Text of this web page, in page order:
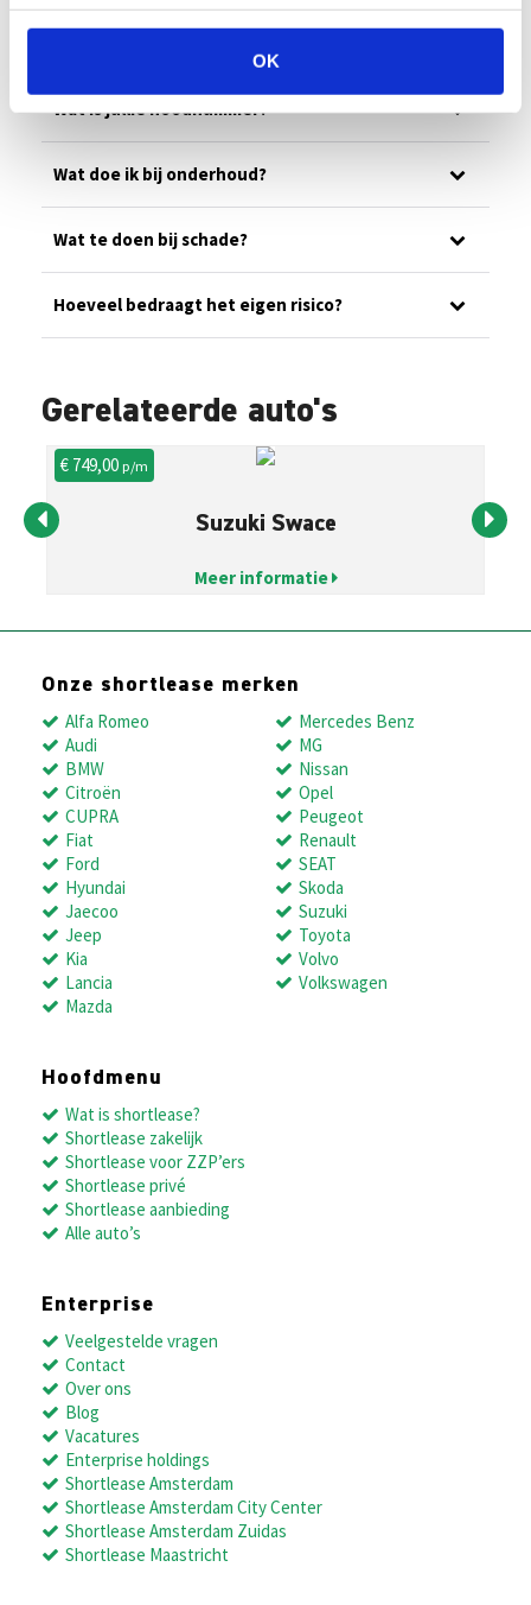
OK
Wat is jullie noodnummer?
Wat doe ik bij onderhoud?
Wat te doen bij schade?
Hoeveel bedraagt het eigen risico?
Gerelateerde auto's
€ 749,00p/m
Suzuki Swace
Meer informatie
Onze shortlease merken
Alfa Romeo
Audi
BMW
Citroën
CUPRA
Fiat
Ford
Hyundai
Jaecoo
Jeep
Kia
Lancia
Mazda
Mercedes Benz
MG
Nissan
Opel
Peugeot
Renault
SEAT
Skoda
Suzuki
Toyota
Volvo
Volkswagen
Hoofdmenu
Wat is shortlease?
Shortlease zakelijk
Shortlease voor ZZP’ers
Shortlease privé
Shortlease aanbieding
Alle auto’s
Enterprise
Veelgestelde vragen
Contact
Over ons
Blog
Vacatures
Enterprise holdings
Shortlease Amsterdam
Shortlease Amsterdam City Center
Shortlease Amsterdam Zuidas
Shortlease Maastricht